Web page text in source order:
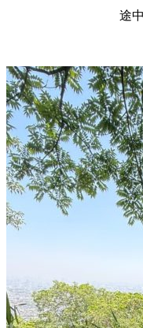
途